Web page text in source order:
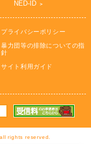
NED-ID
プライバシーポリシー
暴力団等の排除についての指
針
サイト利用ガイド
rights reserved.